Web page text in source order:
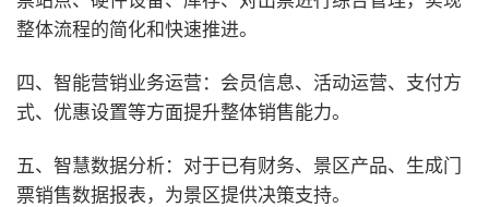
整体流程的简化和快速推进。
四、智能营销业务运营：会员信息、活动运营、支付方
式、优惠设置等方面提升整体销售能力。
五、智慧数据分析：对于已有财务、景区产品、生成门
票销售数据报表，为景区提供决策支持。